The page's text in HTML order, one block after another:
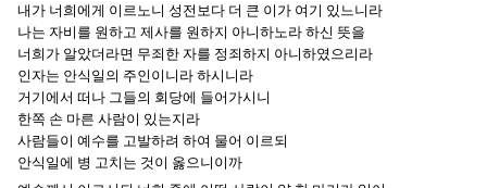
내가 너희에게 이르노니 성전보다 더 큰 이가 여기 있느니라
나는 자비를 원하고 제사를 원하지 아니하노라 하신 뜻을
너희가 알았더라면 무죄한 자를 정죄하지 아니하였으리라
인자는 안식일의 주인이니라 하시니라
거기에서 떠나 그들의 회당에 들어가시니
한쪽 손 마른 사람이 있는지라
사람들이 예수를 고발하려 하여 물어 이르되
안식일에 병 고치는 것이 옳으니이까